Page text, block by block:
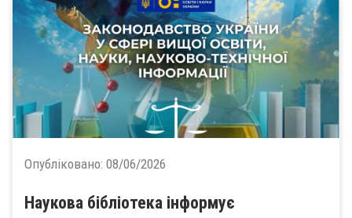
Опубліковано: 08/06/2026
Наукова бібліотека інформує